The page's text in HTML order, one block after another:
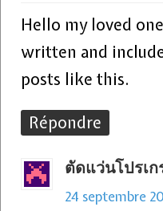
Hello my loved
written and
posts like this.
Répondre
ตัดแว่นโปรเ
24 septembre